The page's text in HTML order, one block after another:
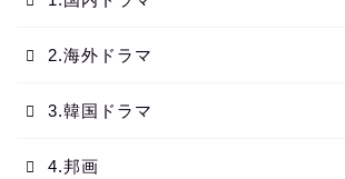
2.海外ドラマ
3.韓国ドラマ
4.邦画